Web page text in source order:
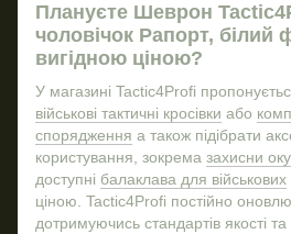
Купити тактичні шорти
Військові куртки купити
Купити військовий бушлат
Шапка флісова військова
Сувеніри та подарунки
Плануєте Шеврон
чоловічок Рапорт, білий
вигідною ціною?
У магазині Tactic4Profi
військові тактичні кросівки або
спорядження а також підібрати
користування, зокрема захисни
доступні балаклава для військових
ціною. Tactic4Profi постійно
дотримуючись стандартів якості